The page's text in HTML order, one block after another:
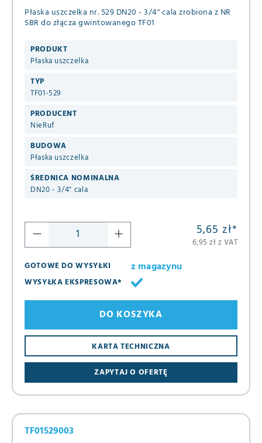
Płaska uszczelka nr. 529 DN20 - 3/4" cala zrobiona z NR
SBR do złącza gwintowanego TF01
PRODUKT
Płaska uszczelka
TYP
TF01-529
PRODUCENT
NieRuf
BUDOWA
Płaska uszczelka
ŚREDNICA NOMINALNA
DN20 - 3/4" cala
5,65 zł*
6,95 zł z VAT
GOTOWE DO WYSYŁKI
z magazynu
WYSYŁKA EKSPRESOWA*
ZAPYTAJ O OFERTĘ
KARTA TECHNICZNA
DO KOSZYKA
TF01529003